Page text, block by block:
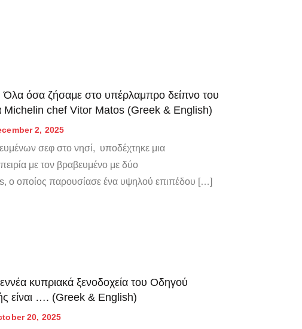
Όλα όσα ζήσαμε στο υπέρλαμπρο δείπνο του
Michelin chef Vitor Matos (Greek & English)
2, 2025
σεφ στο νησί, υποδέχτηκε μια
με τον βραβευμένο με δύο
ο οποίος παρουσίασε ένα υψηλού επιπέδου […]
κυπριακά ξενοδοχεία του Οδηγού
είναι …. (Greek & English)
20, 2025